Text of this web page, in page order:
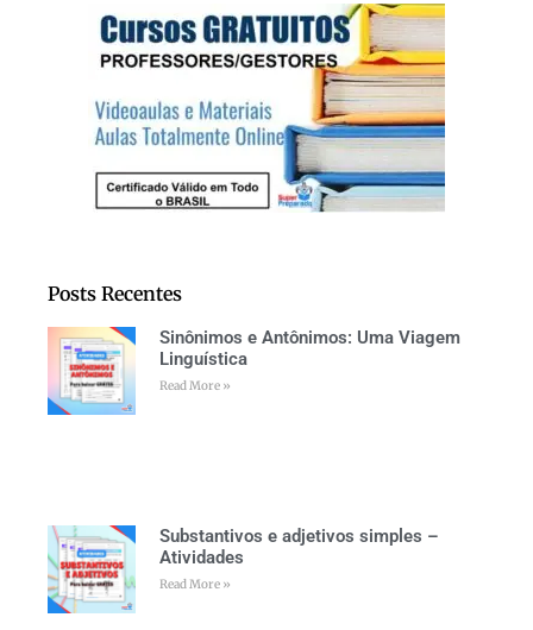
Posts Recentes
Sinônimos e Antônimos: Uma Viagem
Linguística
Read More »
Substantivos e adjetivos simples –
Atividades
Read More »